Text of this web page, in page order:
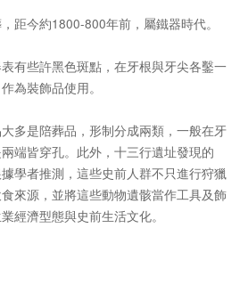
距今約1800-800年前，屬鐵器時代。
有些許黑色斑點，在牙根與牙尖各鑿一
為裝飾品使用。
多是陪葬品，形制分成兩類，一般在牙
端皆穿孔。此外，十三行遺址發現的
學者推測，這些史前人群不只進行狩獵
來源，並將這些動物遺骸當作工具及飾
經濟型態與史前生活文化。